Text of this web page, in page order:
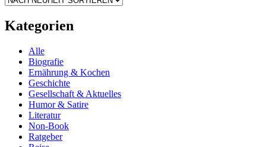
Kategorien
Alle
Biografie
Ernährung & Kochen
Geschichte
Gesellschaft & Aktuelles
Humor & Satire
Literatur
Non-Book
Ratgeber